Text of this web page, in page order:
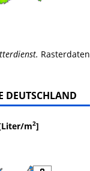
Rasterdaten
DEUTSCHLAND
m2]